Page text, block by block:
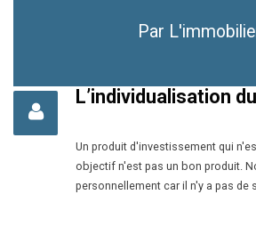
Par
L’individualisation
Un produit d'investissement qui
objectif n'est pas un bon produit.
personnellement car il n'y a pas